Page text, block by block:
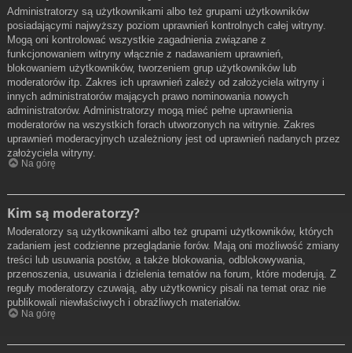
Administratorzy są użytkownikami albo też grupami użytkowników
posiadającymi najwyższy poziom uprawnień kontrolnych całej witryny.
Mogą oni kontrolować wszystkie zagadnienia związane z
funkcjonowaniem witryny włącznie z nadawaniem uprawnień,
blokowaniem użytkowników, tworzeniem grup użytkowników lub
moderatorów itp. Zakres ich uprawnień zależy od założyciela witryny i
innych administratorów mających prawo nominowania nowych
administratorów. Administratorzy mogą mieć pełne uprawnienia
moderatorów na wszystkich forach utworzonych na witrynie. Zakres
uprawnień moderacyjnych uzależniony jest od uprawnień nadanych przez
założyciela witryny.
Na górę
Kim są moderatorzy?
Moderatorzy są użytkownikami albo też grupami użytkowników, których
zadaniem jest codzienne przeglądanie forów. Mają oni możliwość zmiany
treści lub usuwania postów, a także blokowania, odblokowywania,
przenoszenia, usuwania i dzielenia tematów na forum, które moderują. Z
reguły moderatorzy czuwają, aby użytkownicy pisali na temat oraz nie
publikowali niewłaściwych i obraźliwych materiałów.
Na górę